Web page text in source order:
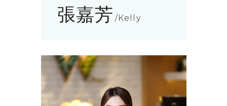
張嘉芳 Kelly